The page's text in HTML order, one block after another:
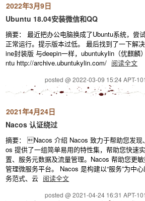
2022年3月9日
Ubuntu 18.04安装微信和QQ
摘要： 最近把办公电脑换成了Ubuntu系统，尝
正常运行。提示版本过低。 最后找到了一下解
ine封装版 与deepin一样，ubuntukylin（优麒麟
ntu http://archive.ubuntukylin.com/ 阅读全文
posted @ 2022-03-09 15:24 APT-
2021年4月24日
Nacos 认证绕过
摘要： Nacos 介绍 Nacos 致力于帮助您发现
os 提供了一组简单易用的特性集，帮助您快速
置、服务元数据及流量管理。Nacos 帮助您更
管理微服务平台。 Nacos 是构建以“服务”为中
务范式、云 阅读全文
posted @ 2021-04-24 16:31 APT-